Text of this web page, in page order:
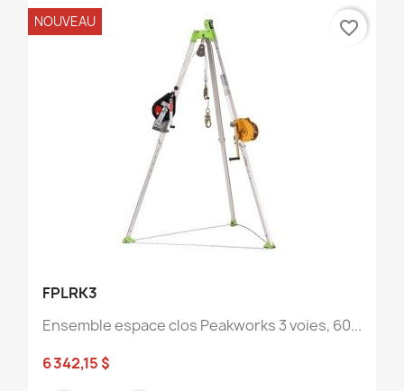
FPLRK3
Ensemble espace clos Peakworks 3 voies, 60...
6 342,15 $
NOUVEAU favorite_border